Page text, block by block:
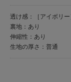
透け感：［アイボリ
裏地：あり
伸縮性：あり
生地の厚さ：普通